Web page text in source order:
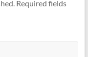
Required fields